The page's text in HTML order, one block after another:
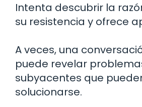
Intenta descubrir la
su resistencia y ofrece
A veces, una
puede revelar
subyacentes que
solucionarse.